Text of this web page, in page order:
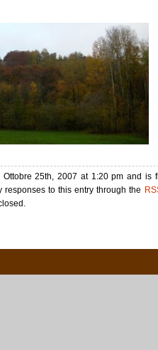
25th, 2007 at 1:20 pm and is
responses to this entry through the